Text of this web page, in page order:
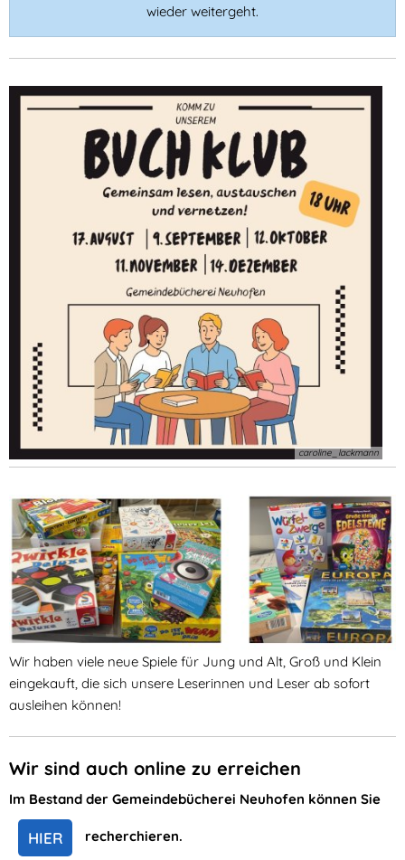
wieder weitergeht.
caroline_lackmann
Wir haben viele neue Spiele für Jung und Alt, Groß und Klein
eingekauft, die sich unsere Leserinnen und Leser ab sofort
ausleihen können!
Wir sind auch online zu erreichen
Im Bestand der Gemeindebücherei Neuhofen können Sie
HIER recherchieren.